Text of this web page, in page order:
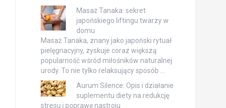
Masaż Tanaka: sekret
japońskiego liftingu twarzy w
domu
Masaż Tanaka, znany jako japoński rytuał
pielęgnacyjny, zyskuje coraz większą
popularność wśród miłośników naturalnej
urody. To nie tylko relaksujący sposób …
Aurum Silence: Opis i działanie
suplementu diety na redukcję
stresu i poprawę nastroju